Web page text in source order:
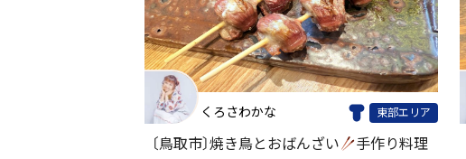
くろさわかな 東部エリア
〔鳥取市〕焼き鳥とおばんざい
手作り料理